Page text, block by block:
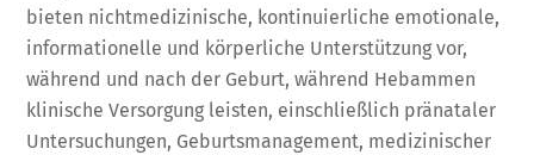
bieten nichtmedizinische, kontinuierliche emotionale,
informationelle und körperliche Unterstützung vor,
während und nach der Geburt, während Hebammen
klinische Versorgung leisten, einschließlich pränataler
Untersuchungen, Geburtsmanagement, medizinischer